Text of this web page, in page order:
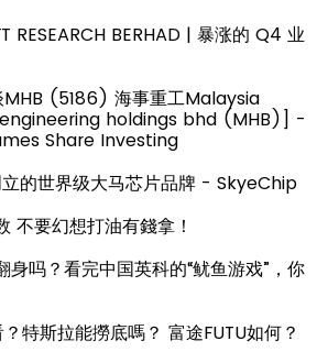
RESEARCH BERHAD | 暴涨的 Q4 业
(5186) 海事重工Malaysia
holdings bhd (MHB)] -
Share Investing
立的世界级大马芯片品牌 - SkyeChip
不要幻想打油有錢拿！
吗？看完中国英科的“鱿鱼游戏”，你
特斯拉能撈底嗎？ 富途FUTU如何？